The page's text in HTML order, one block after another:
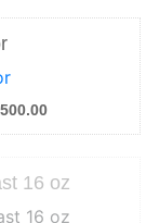
16 oz